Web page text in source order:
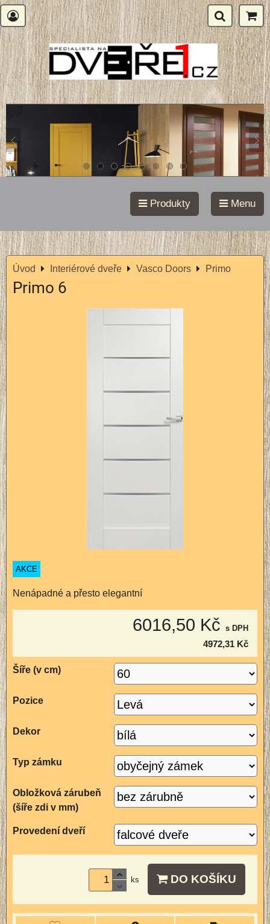
Produkty Menu
Úvod Interiérové dveře Vasco Doors Primo
Primo 6
AKCE
Nenápadné a přesto elegantní
6016,50 Kč s DPH
4972,31 Kč
Šíře (v cm)
Pozice
Dekor
Typ zámku
Obložková zárubeň
(šíře zdi v mm)
Provedení dveří
ks DO KOŠÍKU